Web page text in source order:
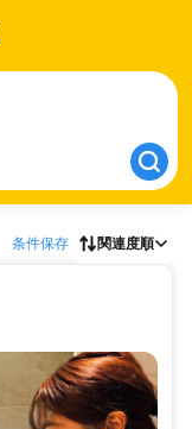
条件保存 関連度順